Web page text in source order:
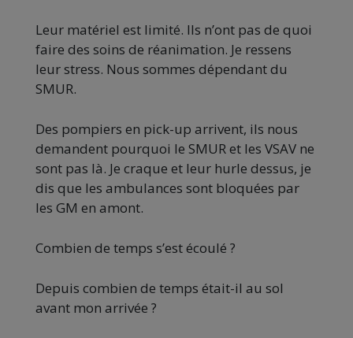
Leur matériel est limité. Ils n’ont pas de quoi
faire des soins de réanimation. Je ressens
leur stress. Nous sommes dépendant du
SMUR.
Des pompiers en pick-up arrivent, ils nous
demandent pourquoi le SMUR et les VSAV ne
sont pas là. Je craque et leur hurle dessus, je
dis que les ambulances sont bloquées par
les GM en amont.
Combien de temps s’est écoulé ?
Depuis combien de temps était-il au sol
avant mon arrivée ?